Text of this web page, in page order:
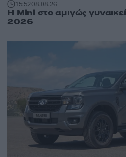
15:5208.08.26
Η Mini στο αμιγώς
2026